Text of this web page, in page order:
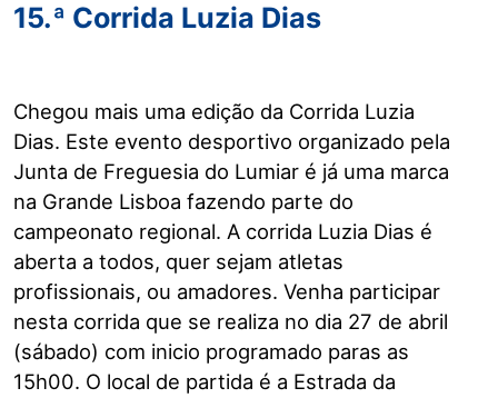
15.ª Corrida Luzia Dias
Chegou mais uma edição da Corrida Luzia
Dias. Este evento desportivo organizado pela
Junta de Freguesia do Lumiar é já uma marca
na Grande Lisboa fazendo parte do
campeonato regional. A corrida Luzia Dias é
aberta a todos, quer sejam atletas
profissionais, ou amadores. Venha participar
nesta corrida que se realiza no dia 27 de abril
(sábado) com inicio programado paras as
15h00. O local de partida é a Estrada da